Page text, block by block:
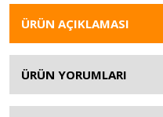
ÜRÜN AÇIKLAMASI
ÜRÜN YORUMLARI